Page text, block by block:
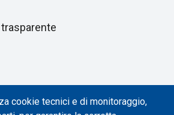
cookie tecnici e di monitoraggio,